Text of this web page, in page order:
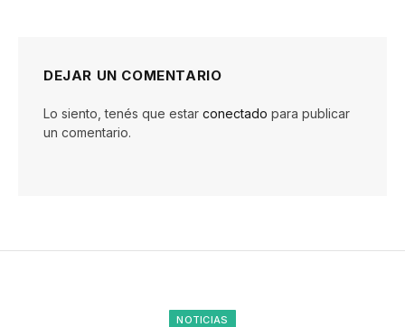
DEJAR UN COMENTARIO
Lo siento, tenés que estar conectado para publicar
un comentario.
NOTICIAS